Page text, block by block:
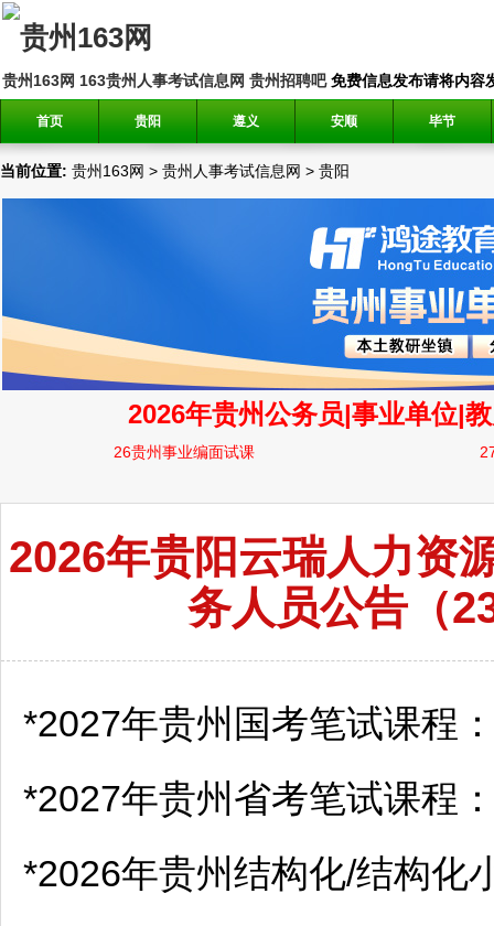
贵州163网 163贵州人事考试信息网 贵州招聘吧免费信息发布请将内容
首页 贵阳 遵义 安顺 毕节
当前位置: 贵州163网 > 贵州人事考试信息网 > 贵阳
2026年贵阳云瑞人力资
务人员公告（
*2027年贵州国考笔试课程
*2027年贵州省考笔试课程
*2026年贵州结构化/结构化